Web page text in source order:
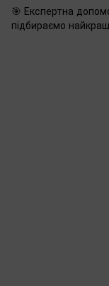
🎯 Експертна
підбираємо